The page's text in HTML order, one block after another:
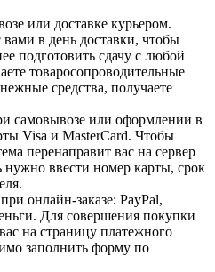
или доставке курьером.
в день доставки, чтобы
подготовить сдачу с любой
товаросопроводительные
средства, получаете
самовывозе или оформлении в
Visa и MasterCard. Чтобы
перенаправит вас на сервер
нужно ввести номер карты, срок
онлайн-заказе: PayPal,
Для совершения покупки
на страницу платежного
заполнить форму по